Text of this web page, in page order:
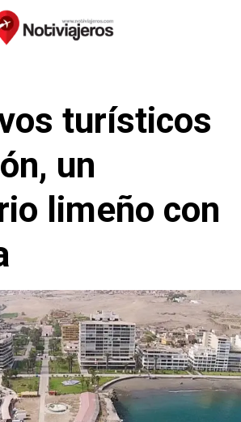
turísticos
un
limeño con